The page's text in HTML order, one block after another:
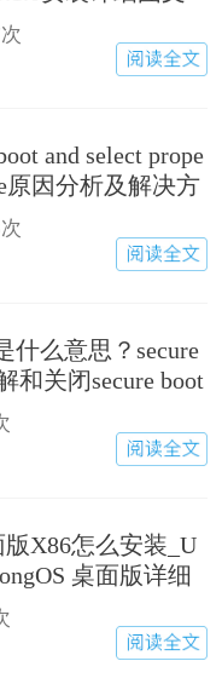
and select prope
原因分析及解决方
什么意思？secure
和关闭secure boot
版X86怎么安装_U
桌面版详细